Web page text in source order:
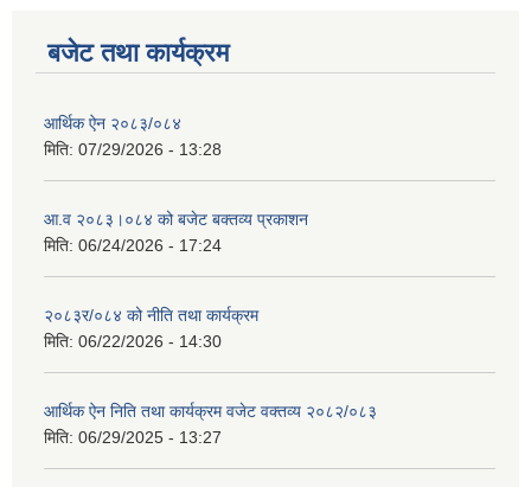
बजेट तथा कार्यक्रम
आर्थिक ऐन २०८३/०८४
मिति: 07/29/2026 - 13:28
आ.व २०८३।०८४ को बजेट बक्तव्य प्रकाशन
मिति: 06/24/2026 - 17:24
२०८३र/०८४ को नीति तथा कार्यक्रम
मिति: 06/22/2026 - 14:30
आर्थिक ऐन निति तथा कार्यक्रम वजेट वक्तव्य २०८२/०८३
मिति: 06/29/2025 - 13:27